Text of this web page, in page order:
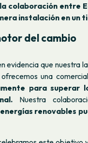
colaboración entre
instalación en un
del cambio
evidencia que nuestra
una
para superar
Nuestra
renovables